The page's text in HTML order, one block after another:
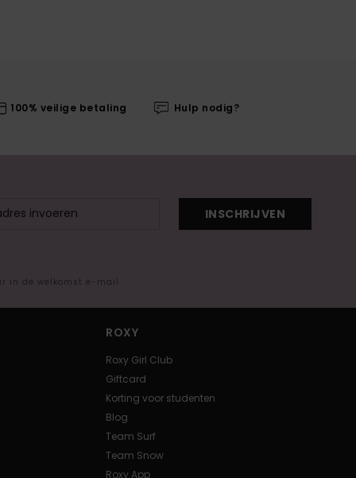
100% veilige betaling Hulp nodig?
INSCHRIJVEN
in de welkomst e-mail
ROXY
Roxy Girl Club
Giftcard
Korting voor studenten
Blog
Team Surf
Team Snow
Roxy App